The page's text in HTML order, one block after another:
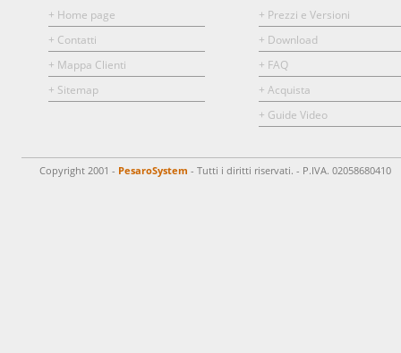
+ Home page
+ Contatti
+ Mappa Clienti
+ Sitemap
+ Prezzi e Versioni
+ Download
+ FAQ
+ Acquista
+ Guide Video
Copyright 2001 - PesaroSystem - Tutti i diritti riservati. - P.IVA. 02058680410